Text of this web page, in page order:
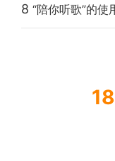
8 “陪你听歌”的使